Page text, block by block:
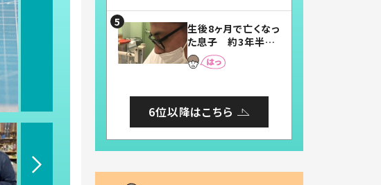
まらない」「幸せにな
れる」
生後8ヶ月で亡くなっ
た息子 約3年半
後、当時の妻の日記
に書いてあった本音
6位以降はこちら